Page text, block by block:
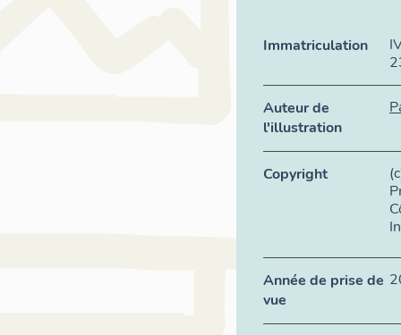
Immatriculation
Auteur de
l'illustration
Copyright
Année de prise de
vue